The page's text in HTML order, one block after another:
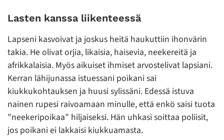
Lasten kanssa liikenteessä
Lapseni kasvoivat ja joskus heitä haukuttiin ihonvärin
takia. He olivat orjia, likaisia, haisevia, neekereitä ja
afrikkalaisia. Myös aikuiset ihmiset arvostelivat lapsiani.
Kerran lähijunassa istuessani poikani sai
kiukkukohtauksen ja huusi sylissäni. Edessä istuva
nainen rupesi raivoamaan minulle, että enkö saisi tuota
”neekeripoikaa” hiljaiseksi. Hän uhkasi soittaa poliisit,
jos poikani ei lakkaisi kiukkuamasta.